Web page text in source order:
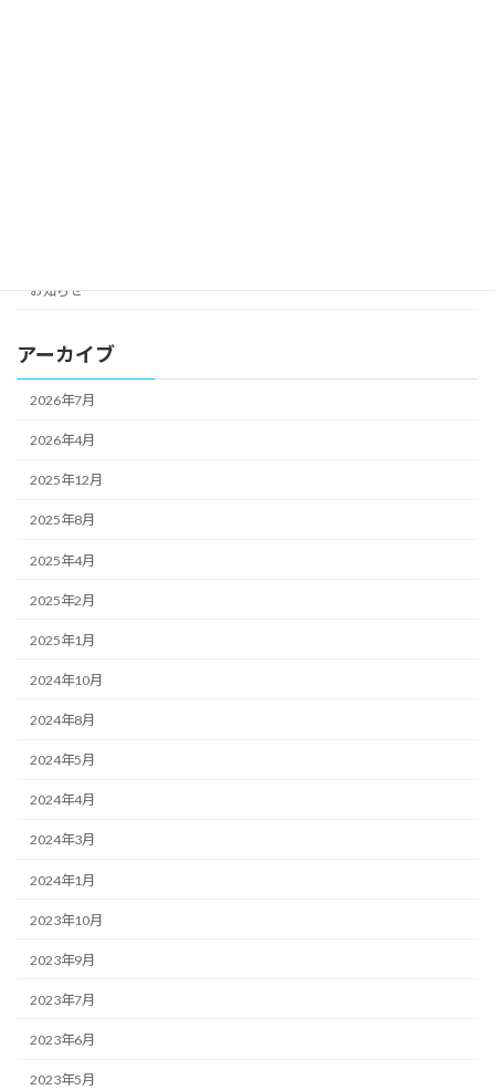
お知らせ
アーカイブ
2026年7月
2026年4月
2025年12月
2025年8月
2025年4月
2025年2月
2025年1月
2024年10月
2024年8月
2024年5月
2024年4月
2024年3月
2024年1月
2023年10月
2023年9月
2023年7月
2023年6月
2023年5月